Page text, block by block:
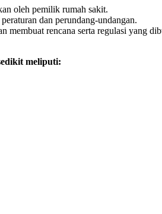
oleh pemilik rumah sakit.
dan perundang-undangan.
rencana serta regulasi yang
meliputi: